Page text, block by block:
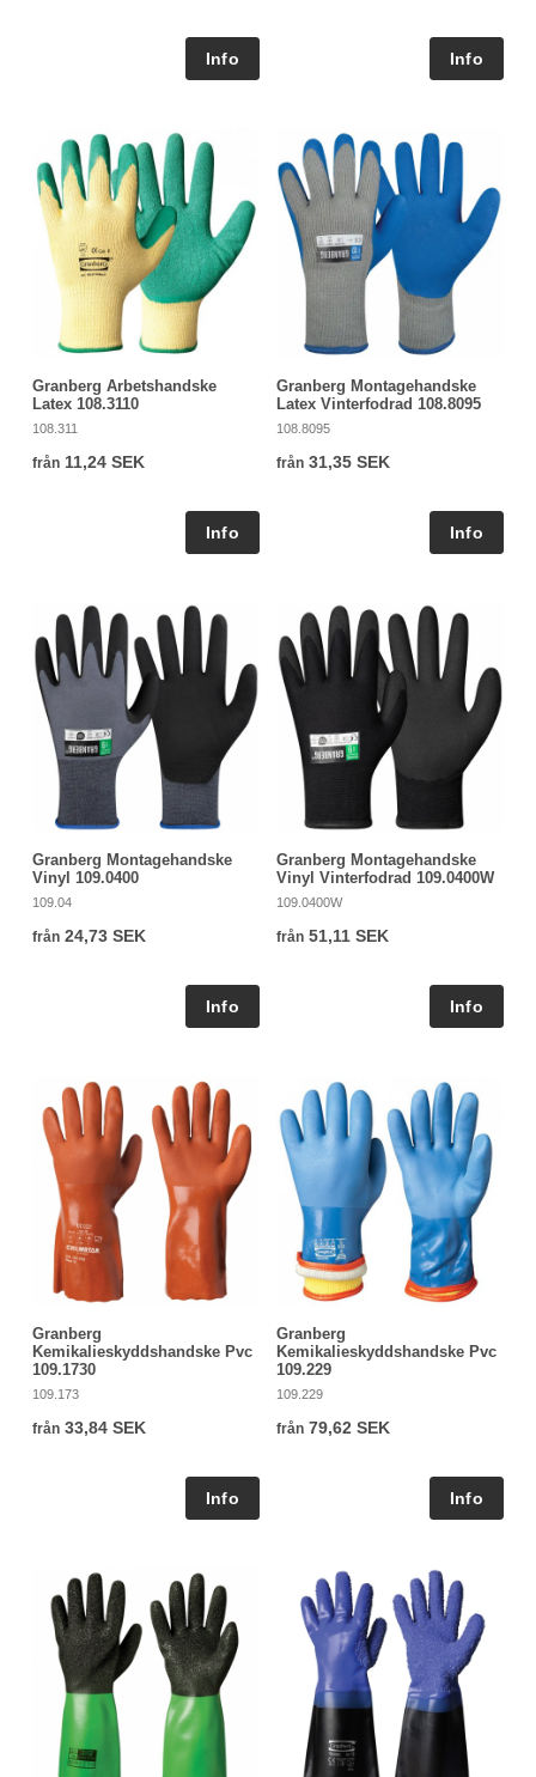
Granberg Arbetshandske
Latex 108.3110
108.311
från 11,24 SEK
Granberg Montagehandske
Latex Vinterfodrad 108.8095
108.8095
från 31,35 SEK
Granberg Montagehandske
Vinyl 109.0400
109.04
från 24,73 SEK
Granberg Montagehandske
Vinyl Vinterfodrad 109.0400W
109.0400W
från 51,11 SEK
Granberg
Kemikalieskyddshandske Pvc
109.1730
109.173
från 33,84 SEK
Granberg
Kemikalieskyddshandske Pvc
109.229
109.229
från 79,62 SEK